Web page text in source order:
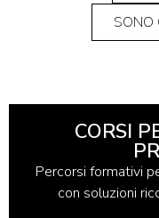
SONO
CORSI
Percorsi formativi
con soluzioni